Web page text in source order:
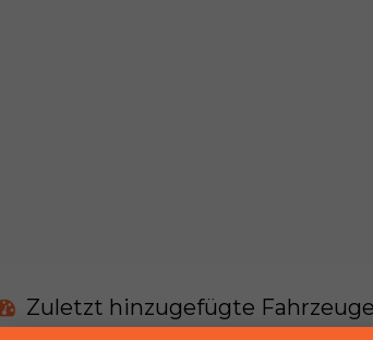
Zuletzt hinzugefügte